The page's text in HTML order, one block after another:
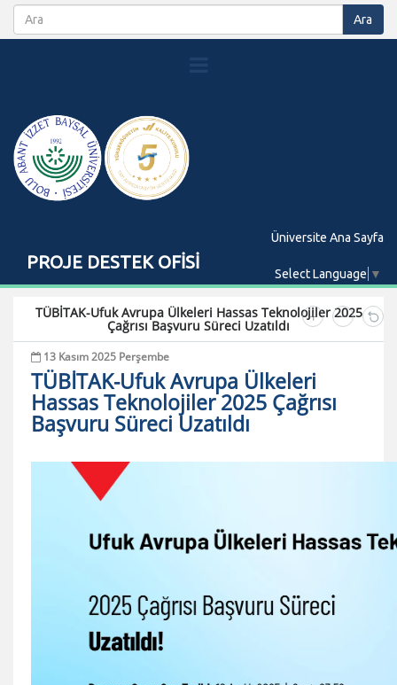
PROJE DESTEK OFİSİ
Üniversite Ana Sayfa
Select Language ▼
TÜBİTAK-Ufuk Avrupa Ülkeleri Hassas Teknolojiler 2025
Çağrısı Başvuru Süreci Uzatıldı
13 Kasım 2025 Perşembe
TÜBİTAK-Ufuk Avrupa Ülkeleri
Hassas Teknolojiler 2025 Çağrısı
Başvuru Süreci Uzatıldı